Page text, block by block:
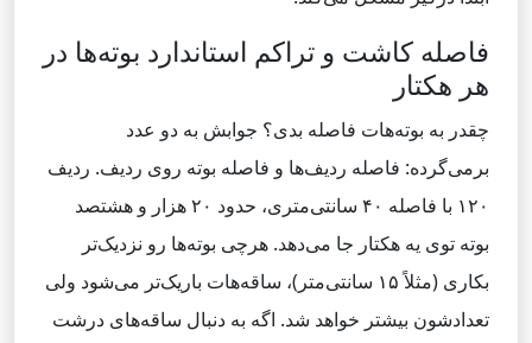
فاصله کاشت و تراکم استاندارد بوته‌ها در
هر هکتار
چقدر به بوته‌هات فاصله بدی؟ جوابش به دو عدد
برمی‌گرده: فاصله ردیف‌ها و فاصله بوته روی ردیف. ردیف
۱۲۰ با فاصله ۴۰ سانتی‌متری، حدود ۲۰ هزار و هشتصد
بوته توی یه هکتار جا می‌دهد. هرچی بوته‌ها رو نزدیک‌تر
بکاری (مثلاً ۱۵ سانتی‌متر)، ساقه‌هات باریک‌تر می‌شود ولی
تعدادشون بیشتر خواهد شد. اگه به دنبال ساقه‌های درشت